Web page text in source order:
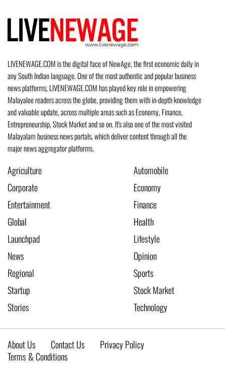
LIVENEWAGE.COM is the digital face of NewAge, the first economic daily in
any South Indian language. One of the most authentic and popular business
news platforms, LIVENEWAGE.COM has played key role in empowering
Malayalee readers across the globe, providing them with in-depth knowledge
and valuable update, across multiple areas such as Economy, Finance,
Entrepreneurship, Stock Market and so on. It's also one of the most visited
Malayalam business news portals, which deliver content through all the
major news aggregator platforms.
Agriculture
Automobile
Corporate
Economy
Entertainment
Finance
Global
Health
Launchpad
Lifestyle
News
Opinion
Regional
Sports
Startup
Stock Market
Stories
Technology
About Us Contact Us
Privacy Policy
Terms & Conditions